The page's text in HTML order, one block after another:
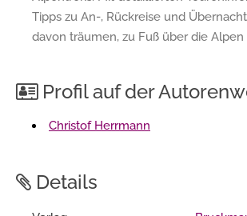
Tipps zu An-, Rückreise und
davon träumen, zu Fuß über die Alpen
Profil auf der
Christof Herrmann
Details